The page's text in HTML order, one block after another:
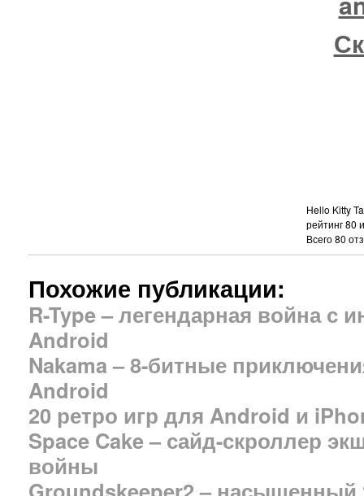
Hello Kitty
рейтинг80
Всего80
Похожие публикации:
R-Type – легендарная война с
Android
Nakama – 8-битные
Android
20 ретро игр для Android и
Space Cake – сайд-скроллер
войны